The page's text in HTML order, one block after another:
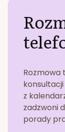
z
zadzwoni
porady